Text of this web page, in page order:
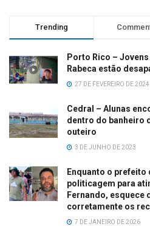
Trending
Porto Rico –
Rabeca estão
27 DE FEVEREIRO DE 2024
Cedral – Alunas
dentro do banheiro
outeiro
3 DE JUNHO DE 2023
Enquanto o
politicagem para
Fernando, esquece
corretamente os
7 DE JANEIRO DE 2026